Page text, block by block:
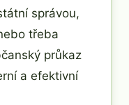
správou,
třeba
průkaz
a efektivní